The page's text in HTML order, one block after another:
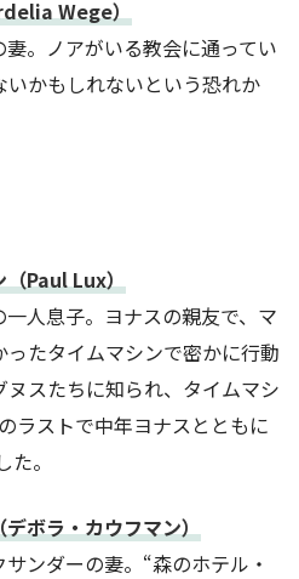
Wege）
。ノアがいる教会に通ってい
かもしれないという恐れか
Paul Lux）
人息子。ヨナスの親友で、マ
たタイムマシンで密かに行動
スたちに知られ、タイムマシ
ラストで中年ヨナスとともに
。
ボラ・カウフマン）
ンダーの妻。“森のホテル・